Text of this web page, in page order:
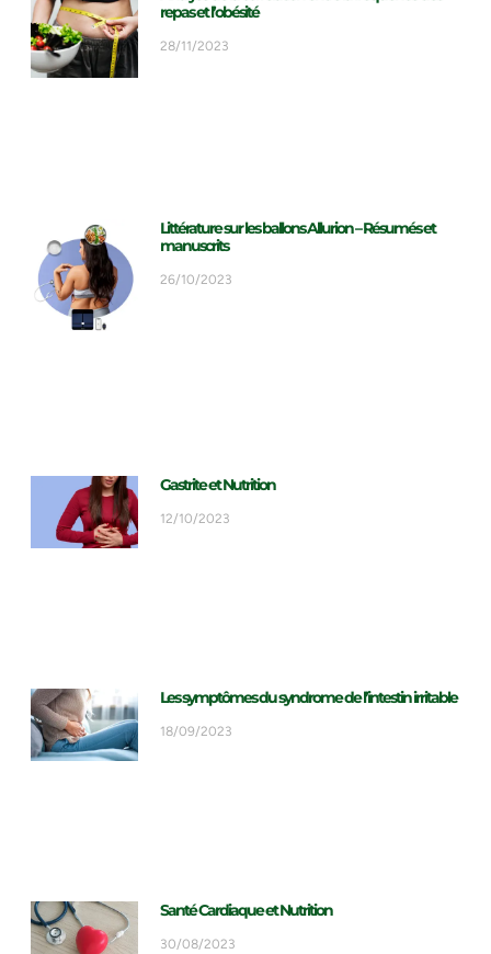
repas et l’obésité
28/11/2023
Littérature sur les ballons Allurion – Résumés et
manuscrits
26/10/2023
Gastrite et Nutrition
12/10/2023
Les symptômes du syndrome de l’intestin irritable
18/09/2023
Santé Cardiaque et Nutrition
30/08/2023